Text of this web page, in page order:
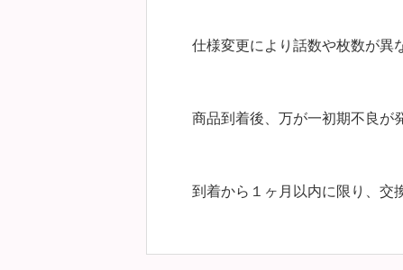
仕様変更により話数や枚数が異
商品到着後、万が一初期不良が
到着から１ヶ月以内に限り、交